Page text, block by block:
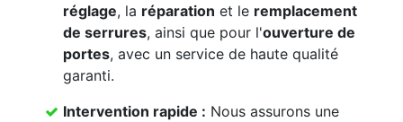
réglage, la réparation et le remplacement
de serrures, ainsi que pour l'ouverture de
portes, avec un service de haute qualité
garanti.
Intervention rapide : Nous assurons une